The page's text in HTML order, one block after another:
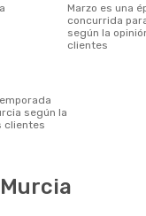
marzo es una época muy
concurrida
según la
clientes
según la
clientes